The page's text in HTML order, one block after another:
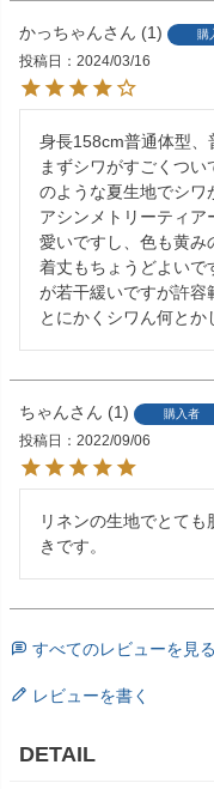
かっちゃん 1 購
投稿日
2024/03/16
身長158cm普通体型、
まずシワがすごくつい
のような夏生地でシワ
アシンメトリーティ
愛いですし、色も黄み
着丈もちょうどよいで
が若干緩いですが許容
とにかくシワん何とか
ちゃん 1 購入者
投稿日
2022/09/06
リネンの生地でとて
きです。
すべてのレビューを見る
レビューを書く
DETAIL